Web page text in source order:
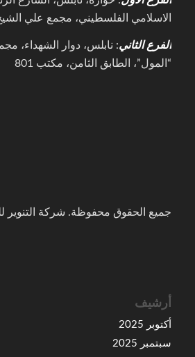
الاسلامي الفلسطيني، مجمع علي
الفرع الثاني: نابلس، دوار الشهداء،
“المول”، الطابق الثامن، مكتب 801
جميع الحقوق محفوظة. شركة التنوير للترجمة
أرشيف
أكتوبر 2025
سبتمبر 2025